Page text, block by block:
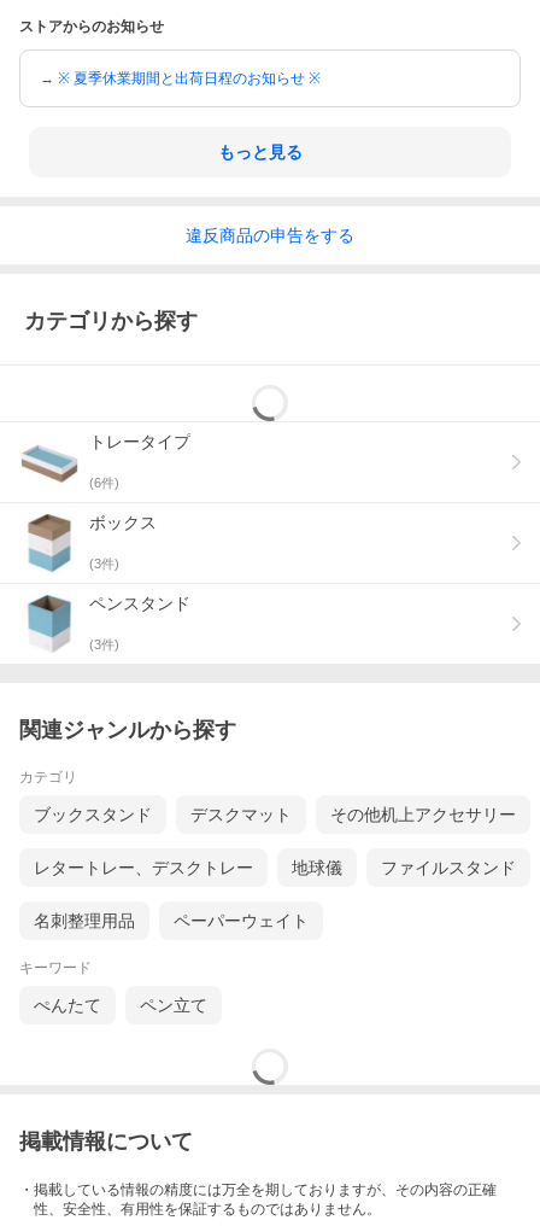
ストアからのお知らせ
→ ※ 夏季休業期間と出荷日程のお知らせ ※
もっと見る
違反商品の申告をする
カテゴリから探す
トレータイプ
(6件)
ボックス
(3件)
ペンスタンド
(3件)
関連ジャンルから探す
カテゴリ
ブックスタンド デスクマット その他机上アクセサリー
レタートレー、デスクトレー 地球儀 ファイルスタンド
名刺整理用品 ペーパーウェイト
キーワード
ぺんたて ペン立て
掲載情報について
・掲載している情報の精度には万全を期しておりますが、その内容の正確
性、安全性、有用性を保証するものではありません。